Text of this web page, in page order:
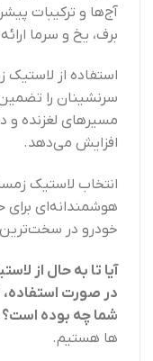
آج‌ها و ترکیبات
برف، یخ و سرما
استفاده از لاستیک
سرنشینان را تضمین
مسیرهای لغزنده و
افزایش می‌دهد.
انتخاب لاستیک
هوشمندانه‌ای
خودرو در
آیا تا به حال از
در صورت استفاده،
شما چه بوده است؟
ها هستیم.